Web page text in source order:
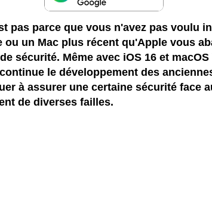
pas parce que vous n'avez pas voulu
ou un Mac plus récent qu'Apple vous
sécurité. Même avec iOS 16 et
le développement des
à assurer une certaine sécurité face
de diverses failles.